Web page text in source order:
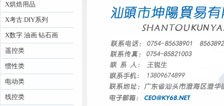
X烘焙用品
X考古.DIY系列
X数字 油画 钻石画
遥控类
惯性类
电动类
线控类